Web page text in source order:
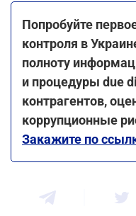
Попробуйте
контроля в
полноту
и процедуры due
контрагентов,
коррупционные
Закажите по